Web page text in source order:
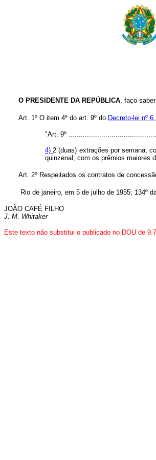
O PRESIDENTE DA REPÚBLICA, faço
Art. 1º O item 4º do art. 9º do Decreto-lei nº
"Art. 9º
4)2 (duas) extrações por semana,
quinzenal, com os prêmios maiores
Art. 2º Respeitados os contratos de
Rio de janeiro, em 5 de julho de 1955; 134º
JOÃO CAFÉ FILHO
J. M. Whitaker
Este texto não substitui o publicado no DOU de